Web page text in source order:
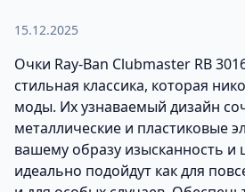
15.12.2025
Очки Ray-Ban Clubmaster RB
стильная классика, которая
моды. Их узнаваемый дизайн
металлические и пластиковые
вашему образу изысканность и
идеально подойдут как для